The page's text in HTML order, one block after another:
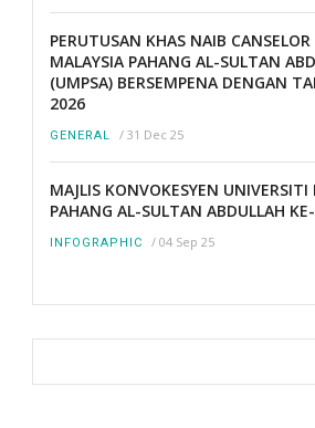
PERUTUSAN KHAS NAIB
MALAYSIA PAHANG AL-SULTAN
(UMPSA) BERSEMPENA DENGAN
2026
GENERAL / 31 Dec 25
MAJLIS KONVOKESYEN UNIVERSITI
PAHANG AL-SULTAN ABDULLAH
INFOGRAPHIC / 04 Sep 25